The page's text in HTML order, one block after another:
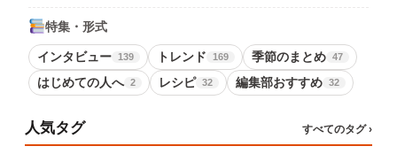
特集・形式
インタビュー 139 トレンド 169 季節のまとめ 47
はじめての人へ 2 レシピ 32 編集部おすすめ 32
人気タグ すべてのタグ ›